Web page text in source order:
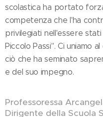
scolastica ha portato
competenza che l'ha
privilegiati nell'essere
Piccolo Passi". Ci uniamo
ciò che ha seminato
e del suo impegno.
Professoressa
Dirigente della Scuola